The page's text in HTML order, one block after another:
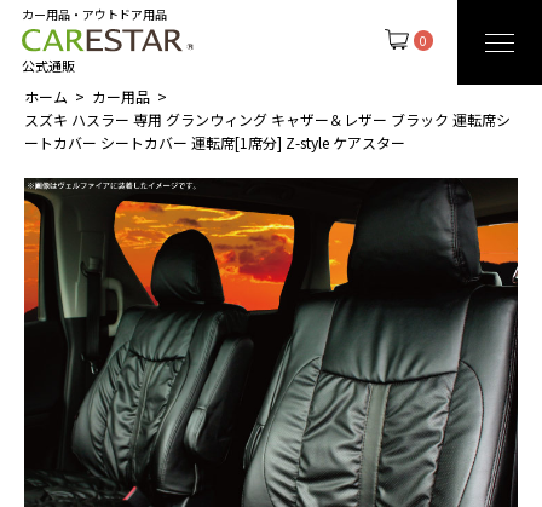
0
カー用品・アウトドア用品
公式通販
ホーム
カー用品
スズキ ハスラー 専用 グランウィング キャザー＆レザー ブラック 運転席シ
ートカバー シートカバー 運転席[1席分] Z-style ケアスター